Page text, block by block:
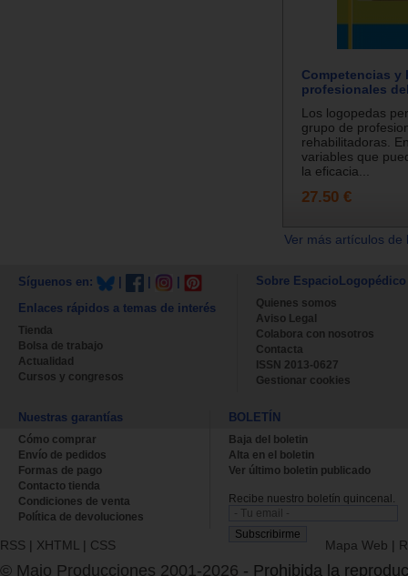
Competencias y
profesionales
Los logopedas
grupo de
rehabilitadoras.
variables que
la eficacia...
27.50 €
Ver más artículos
Síguenos en:
Enlaces rápidos a temas de interés
Tienda
Bolsa de trabajo
Actualidad
Cursos y congresos
Sobre EspacioLogopédico
Quienes somos
Aviso Legal
Colabora con nosotros
Contacta
ISSN 2013-0627
Gestionar cookies
Nuestras garantías
Cómo comprar
Envío de pedidos
Formas de pago
Contacto tienda
Condiciones de venta
Política de devoluciones
BOLETÍN
Baja del boletin
Alta en el boletin
Ver último boletin publicado
Recibe nuestro boletín quincenal.
RSS | XHTML | CSS Mapa Web |
© Majo Producciones 2001-2026 - Prohibida la